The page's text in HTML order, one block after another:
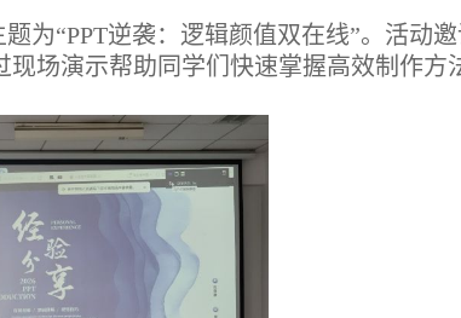
为“PPT逆袭：逻辑颜值双在线”。活动
场演示帮助同学们快速掌握高效制作方